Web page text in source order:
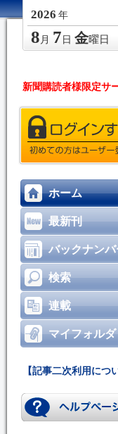
2026 年
8 月 7 日 金曜日
新聞購読者様限定サ
ホーム
最新刊
バックナンバ
検索
連載
マイフォルダ
【記事二次利用につ